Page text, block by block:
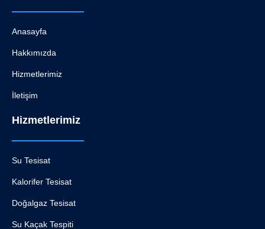
Anasayfa
Hakkımızda
Hizmetlerimiz
İletişim
Hizmetlerimiz
Su Tesisat
Kalorifer Tesisat
Doğalgaz Tesisat
Su Kaçak Tespiti